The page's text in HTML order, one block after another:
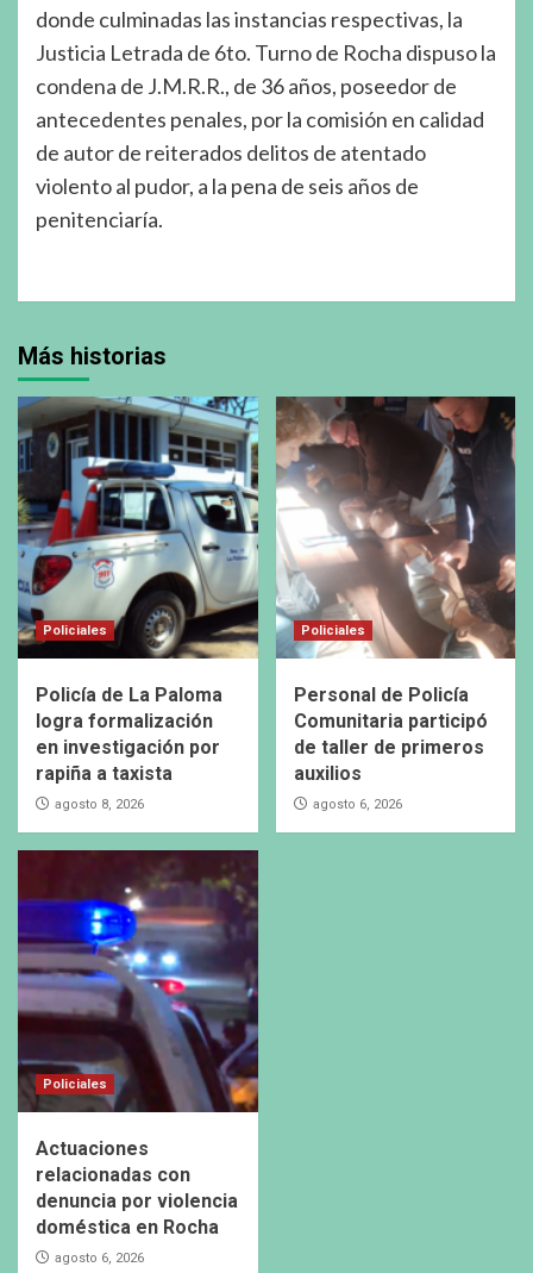
donde culminadas las instancias respectivas, la
Justicia Letrada de 6to. Turno de Rocha dispuso la
condena de J.M.R.R., de 36 años, poseedor de
antecedentes penales, por la comisión en calidad
de autor de reiterados delitos de atentado
violento al pudor, a la pena de seis años de
penitenciaría.
Más historias
Policiales
Policía de La Paloma
logra formalización
en investigación por
rapiña a taxista
agosto 8, 2026
Policiales
Personal de Policía
Comunitaria participó
de taller de primeros
auxilios
agosto 6, 2026
Policiales
Actuaciones
relacionadas con
denuncia por violencia
doméstica en Rocha
agosto 6, 2026